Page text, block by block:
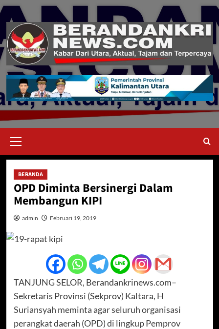
Skip
content
Menu
BERANDA
OPD Diminta Bersinergi Dalam
Membangun KIPI
admin Februari 19, 2019
TANJUNG SELOR, Berandankrinews.com–
Sekretaris Provinsi (Sekprov) Kaltara, H
Suriansyah meminta agar seluruh organisasi
perangkat daerah (OPD) di lingkup Pemprov